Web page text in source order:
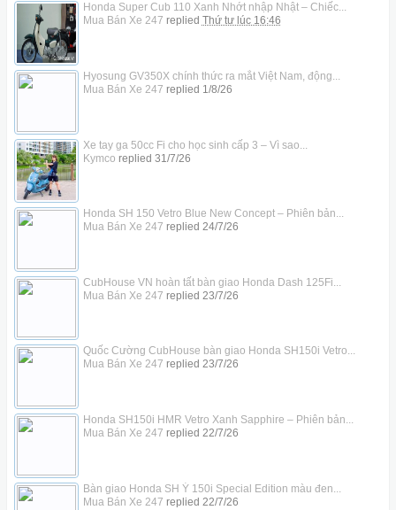
Honda Super Cub 110 Xanh Nhớt nhập Nhật – Chiếc...
Mua Bán Xe 247 replied Thứ tư lúc 16:46
Hyosung GV350X chính thức ra mắt Việt Nam, động...
Mua Bán Xe 247 replied 1/8/26
Xe tay ga 50cc Fi cho học sinh cấp 3 – Vì sao...
Kymco replied 31/7/26
Honda SH 150 Vetro Blue New Concept – Phiên bản...
Mua Bán Xe 247 replied 24/7/26
CubHouse VN hoàn tất bàn giao Honda Dash 125Fi...
Mua Bán Xe 247 replied 23/7/26
Quốc Cường CubHouse bàn giao Honda SH150i Vetro...
Mua Bán Xe 247 replied 23/7/26
Honda SH150i HMR Vetro Xanh Sapphire – Phiên bản...
Mua Bán Xe 247 replied 22/7/26
Bàn giao Honda SH Ý 150i Special Edition màu đen...
Mua Bán Xe 247 replied 22/7/26